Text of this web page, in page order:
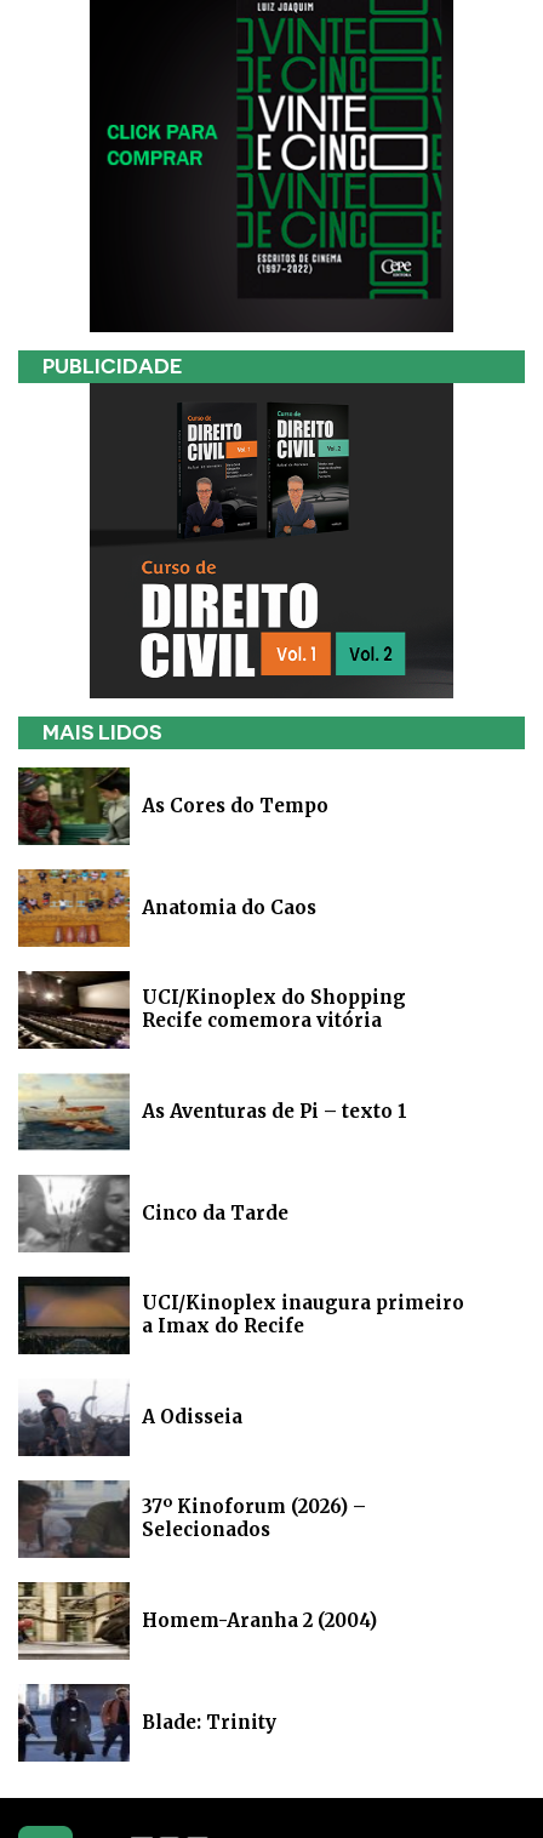
PUBLICIDADE
MAIS LIDOS
As Cores do Tempo
Anatomia do Caos
UCI/Kinoplex do Shopping
Recife comemora vitória
As Aventuras de Pi – texto 1
Cinco da Tarde
UCI/Kinoplex inaugura primeiro
a Imax do Recife
A Odisseia
37º Kinoforum (2026) –
Selecionados
Homem-Aranha 2 (2004)
Blade: Trinity